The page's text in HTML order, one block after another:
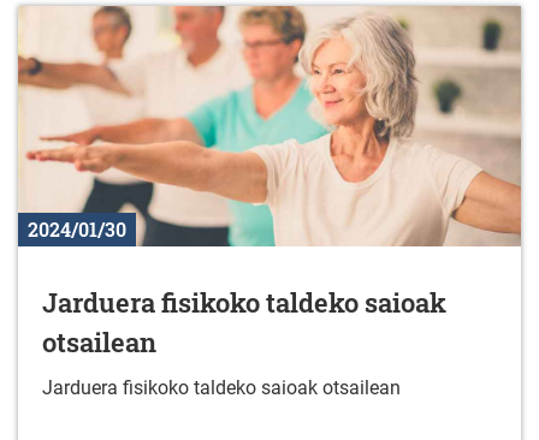
2024/01/30
Jarduera fisikoko taldeko saioak
otsailean
Jarduera fisikoko taldeko saioak otsailean